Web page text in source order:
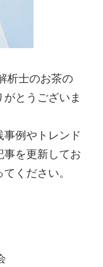
析士のお茶の
とうございま
例やトレンド
を更新してお
ください。